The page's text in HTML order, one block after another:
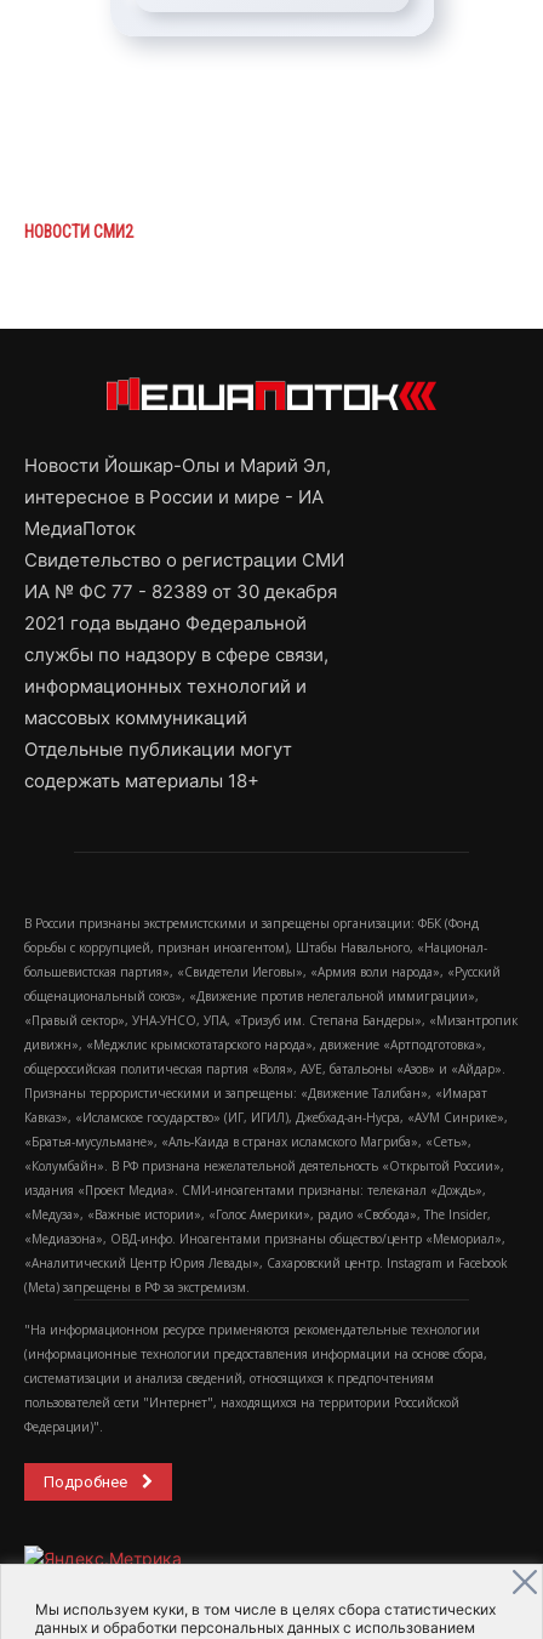
Мы используем куки, в том числе в целях сбора статистических
данных и обработки персональных данных с использованием
НОВОСТИ СМИ2
Новости Йошкар-Олы и Марий Эл,
интересное в России и мире - ИА
МедиаПоток
Свидетельство о регистрации СМИ
ИА № ФС 77 - 82389 от 30 декабря
2021 года выдано Федеральной
службы по надзору в сфере связи,
информационных технологий и
массовых коммуникаций
Отдельные публикации могут
содержать материалы 18+
В России признаны экстремистскими и запрещены организации: ФБК (Фонд
борьбы с коррупцией, признан иноагентом), Штабы Навального, «Национал-
большевистская партия», «Свидетели Иеговы», «Армия воли народа», «Русский
общенациональный союз», «Движение против нелегальной иммиграции»,
«Правый сектор», УНА-УНСО, УПА, «Тризуб им. Степана Бандеры», «Мизантропик
дивижн», «Меджлис крымскотатарского народа», движение «Артподготовка»,
общероссийская политическая партия «Воля», АУЕ, батальоны «Азов» и «Айдар».
Признаны террористическими и запрещены: «Движение Талибан», «Имарат
Кавказ», «Исламское государство» (ИГ, ИГИЛ), Джебхад-ан-Нусра, «АУМ Синрике»,
«Братья-мусульмане», «Аль-Каида в странах исламского Магриба», «Сеть»,
«Колумбайн». В РФ признана нежелательной деятельность «Открытой России»,
издания «Проект Медиа». СМИ-иноагентами признаны: телеканал «Дождь»,
«Медуза», «Важные истории», «Голос Америки», радио «Свобода», The Insider,
«Медиазона», ОВД-инфо. Иноагентами признаны общество/центр «Мемориал»,
«Аналитический Центр Юрия Левады», Сахаровский центр. Instagram и Facebook
(Metа) запрещены в РФ за экстремизм.
"На информационном ресурсе применяются рекомендательные технологии
(информационные технологии предоставления информации на основе сбора,
систематизации и анализа сведений, относящихся к предпочтениям
пользователей сети "Интернет", находящихся на территории Российской
Федерации)".
Подробнее